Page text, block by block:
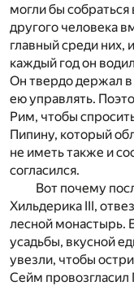
могли бы
другого человека
главный среди
каждый год он
Он твердо держал в
ею управлять.
Рим, чтобы
Пипину, который
не иметь также и
согласился.
Вот почему
Хильдерика III,
лесной монастырь.
усадьбы, вкусной
увезли, чтобы
Сейм